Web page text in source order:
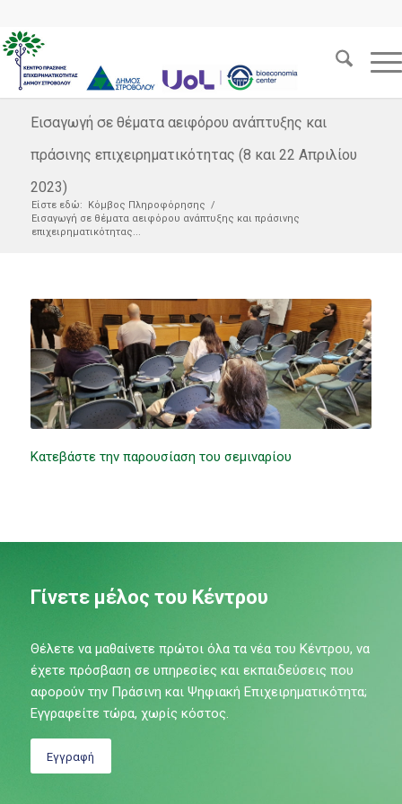
Εισαγωγή σε θέματα αειφόρου ανάπτυξης και
πράσινης επιχειρηματικότητας (8 και 22 Απριλίου
2023)
Είστε εδώ: Κόμβος Πληροφόρησης /
Εισαγωγή σε θέματα αειφόρου ανάπτυξης και πράσινης
επιχειρηματικότητας...
Κατεβάστε την παρουσίαση του σεμιναρίου
Γίνετε μέλος του Κέντρου
Θέλετε να μαθαίνετε πρώτοι όλα τα νέα του Κέντρου, να
έχετε πρόσβαση σε υπηρεσίες και εκπαιδεύσεις που
αφορούν την Πράσινη και Ψηφιακή Επιχειρηματικότητα;
Εγγραφείτε τώρα, χωρίς κόστος.
Εγγραφή